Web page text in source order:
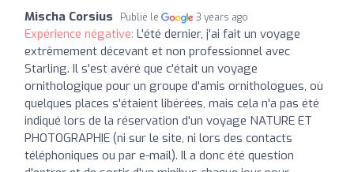
Mischa Corsius Publié le 3 years ago
Expérience négative: L'été dernier, j'ai fait un voyage
extrêmement décevant et non professionnel avec
Starling. Il s'est avéré que c'était un voyage
ornithologique pour un groupe d'amis ornithologues, où
quelques places s'étaient libérées, mais cela n'a pas été
indiqué lors de la réservation d'un voyage NATURE ET
PHOTOGRAPHIE (ni sur le site, ni lors des contacts
téléphoniques ou par e-mail). Il a donc été question